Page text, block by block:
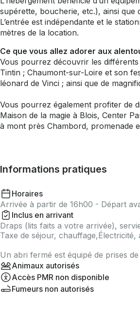
supérette, boucherie, etc.), ainsi que
L’entrée est indépendante et le
mètres de la location.
Ce que vous allez adorer aux
Vous pourrez découvrir les
Tintin ; Chaumont-sur-Loire et son
léonard de Vinci ; ainsi que de
Vous pourrez également profiter de
Maison de la magie à Blois, Center
à mont près Chambord, promenade
Informations pratiques
Horaires
Arrivée à partir de 16h00 - Départ
Inclus en arrivant
Draps (lits faits a votre arrivée),
Taxe de séjour, chauffage,Électricité,
Un abri fermé est équipé de prises
Animaux autorisés
Accès PMR non disponible
Fumeurs non autorisés